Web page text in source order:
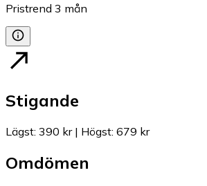
Pristrend 3 mån
Stigande
Lägst: 390 kr| Högst: 679 kr
Omdömen